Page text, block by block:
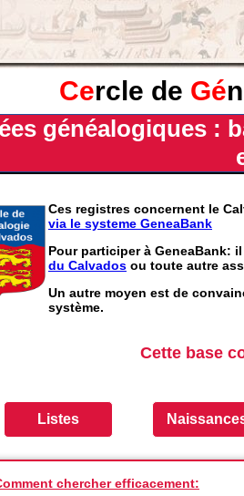
Cercle de Gé
généalogiques :
Ces registres concernent le
via le systeme GeneaBank
Pour participer à GeneaBank:
du Calvados ou toute autre
Un autre moyen est de
système.
Cette base
chercher efficacement: